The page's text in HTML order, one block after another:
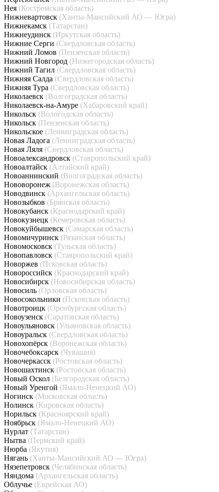
Нея (Костромская область)
Нижневартовск (Ханты-Мансийский АО — Югра)
Нижнекамск (Татарстан)
Нижнеудинск (Иркутская область)
Нижние Серги (Свердловская область)
Нижний Ломов (Пензенская область)
Нижний Новгород (Нижегородская область)
Нижний Тагил (Свердловская область)
Нижняя Салда (Свердловская область)
Нижняя Тура (Свердловская область)
Николаевск (Волгоградская область)
Николаевск-на-Амуре (Хабаровский край)
Никольск (Вологодская область)
Никольск (Пензенская область)
Никольское (Ленинградская область)
Новая Ладога (Ленинградская область)
Новая Ляля (Свердловская область)
Новоалександровск (Ставропольский край)
Новоалтайск (Алтайский край)
Новоаннинский (Волгоградская область)
Нововоронеж (Воронежская область)
Новодвинск (Архангельская область)
Новозыбков (Брянская область)
Новокубанск (Краснодарский край)
Новокузнецк (Кемеровская область)
Новокуйбышевск (Самарская область)
Новомичуринск (Рязанская область)
Новомосковск (Тульская область)
Новопавловск (Ставропольский край)
Новоржев (Псковская область)
Новороссийск (Краснодарский край)
Новосибирск (Новосибирская область)
Новосиль (Орловская область)
Новосокольники (Псковская область)
Новотроицк (Оренбургская область)
Новоузенск (Саратовская область)
Новоульяновск (Ульяновская область)
Новоуральск (Свердловская область)
Новохопёрск (Воронежская область)
Новочебоксарск (Чувашия)
Новочеркасск (Ростовская область)
Новошахтинск (Ростовская область)
Новый Оскол (Белгородская область)
Новый Уренгой (Ямало-Ненецкий АО)
Ногинск (Московская область)
Нолинск (Кировская область)
Норильск (Красноярский край)
Ноябрьск (Ямало-Ненецкий АО)
Нурлат (Татарстан)
Нытва (Пермский край)
Нюрба (Якутия)
Нягань (Ханты-Мансийский АО — Югра)
Нязепетровск (Челябинская область)
Няндома (Архангельская область)
Облучье (Еврейская АО)